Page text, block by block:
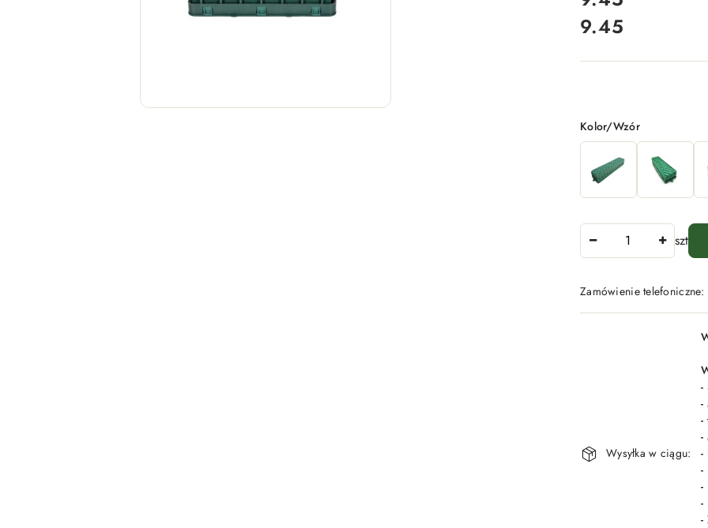
Cena:
9.45
Wariant
Kolor/Wzór
szt
Zamówienie
Wysyłka w ciągu:
-
-
-
-
-
-
-
-
-